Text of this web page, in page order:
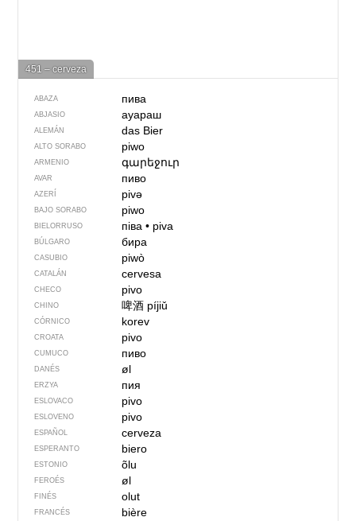
451 – cerveza
ABAZA пива
ABJASIO ауараш
ALEMÁN das Bier
ALTO SORABO piwo
ARMENIO գարեջուր
AVAR пиво
AZERÍ pivə
BAJO SORABO piwo
BIELORRUSO піва• piva
BÚLGARO бира
CASUBIO piwò
CATALÁN cervesa
CHECO pivo
CHINO 啤酒 píjiǔ
CÓRNICO korev
CROATA pivo
CUMUCO пиво
DANÉS øl
ERZYA пия
ESLOVACO pivo
ESLOVENO pivo
ESPAÑOL cerveza
ESPERANTO biero
ESTONIO õlu
FEROÉS øl
FINÉS olut
FRANCÉS bière